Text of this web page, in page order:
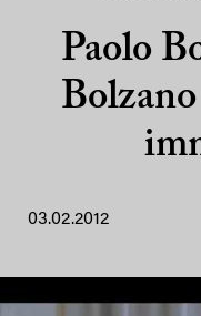
Paolo
03.02.2012